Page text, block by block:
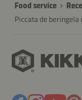
Food service
Piccata de beringela